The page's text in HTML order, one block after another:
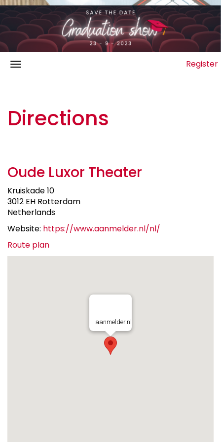
Register
Directions
Oude Luxor Theater
Kruiskade 10
3012 EH Rotterdam
Netherlands
Website: https://www.aanmelder.nl/nl/
Route plan
aanmelder.nl